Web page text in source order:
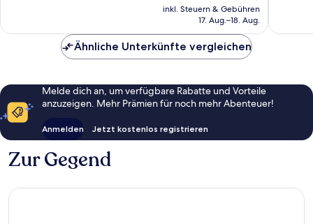
Preis
beträgt
inkl. Steuern & Gebühren
17. Aug.–18. Aug.
Ähnliche Unterkünfte vergleichen
Melde dich an, um verfügbare Rabatte und Vorteile
anzuzeigen. Mehr Prämien für noch mehr Abenteuer!
Anmelden Jetzt kostenlos registrieren
Zur Gegend